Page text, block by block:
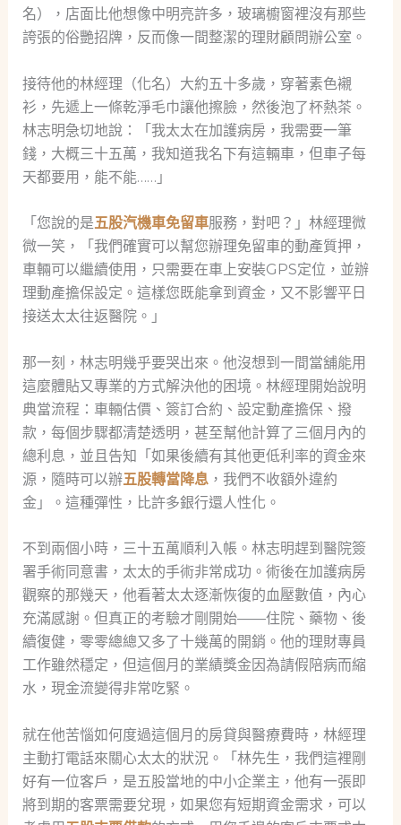
名），店面比他想像中明亮許多，玻璃櫥窗裡沒有那些
誇張的俗艷招牌，反而像一間整潔的理財顧問辦公室。
接待他的林經理（化名）大約五十多歲，穿著素色襯
衫，先遞上一條乾淨毛巾讓他擦臉，然後泡了杯熱茶。
林志明急切地說：「我太太在加護病房，我需要一筆
錢，大概三十五萬，我知道我名下有這輛車，但車子每
天都要用，能不能……」
「您說的是五股汽機車免留車服務，對吧？」林經理微
微一笑，「我們確實可以幫您辦理免留車的動產質押，
車輛可以繼續使用，只需要在車上安裝GPS定位，並辦
理動產擔保設定。這樣您既能拿到資金，又不影響平日
接送太太往返醫院。」
那一刻，林志明幾乎要哭出來。他沒想到一間當舖能用
這麼體貼又專業的方式解決他的困境。林經理開始說明
典當流程：車輛估價、簽訂合約、設定動產擔保、撥
款，每個步驟都清楚透明，甚至幫他計算了三個月內的
總利息，並且告知「如果後續有其他更低利率的資金來
源，隨時可以辦五股轉當降息，我們不收額外違約
金」。這種彈性，比許多銀行還人性化。
不到兩個小時，三十五萬順利入帳。林志明趕到醫院簽
署手術同意書，太太的手術非常成功。術後在加護病房
觀察的那幾天，他看著太太逐漸恢復的血壓數值，內心
充滿感謝。但真正的考驗才剛開始——住院、藥物、後
續復健，零零總總又多了十幾萬的開銷。他的理財專員
工作雖然穩定，但這個月的業績獎金因為請假陪病而縮
水，現金流變得非常吃緊。
就在他苦惱如何度過這個月的房貸與醫療費時，林經理
主動打電話來關心太太的狀況。「林先生，我們這裡剛
好有一位客戶，是五股當地的中小企業主，他有一張即
將到期的客票需要兌現，如果您有短期資金需求，可以